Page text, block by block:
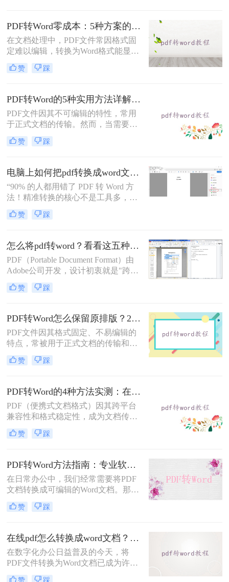
位置，而Word是流式排版，内容从上
到下流动、自动换行。
PDF转Word零成本：5种方案的成本、速度、精度对比！
在文档处理中，PDF文件常因格式固
定难以编辑，转换为Word格式能显著
提升工作效率。然而，市面上许多转
换工具需付费或存在隐私风险，那么
5种完全免费的解决方案。所有方法
均基于官方或开源平台，确保零成
本、无广告、无数据泄露。无需任何
付费，即可实现高质量转换，告别格
式错乱与隐私担忧！
赞 踩
PDF转Word的5种实用方法详解：含扫描件OCR处理与格式校对指南！
PDF文件因其不可编辑的特性，常用
于正式文档的传输。然而，当需要对
PDF内容进行修改时，将其转换为可
编辑的Word文档是必要的。那么pdf
常见且高效的方法，帮助您快速完成
转换。
赞 踩
电脑上如何把pdf转换成word文档？这3个高效精准的方法，让你办公效能翻倍！
“90% 的人都用错了 PDF 转 Word 方
法！精准转换的核心不是工具多，而
是选对适配场景”职场中，“PDF 转
Word” 是高频刚需 —— 项目报告需提
论文需调整格式，稍有不慎就会出现
排版错乱、文字丢失、表格变形等问
题。
赞 踩
怎么将pdf转word？看看这五种转换方法！
PDF（Portable Document Format）由
Adobe公司开发，设计初衷就是"跨设
备一致性呈现"——无论在什么设备
上打开，排版都完全一样。这个优点
用固定坐标记录每个文字、图形的精
确位置，而Word是流式排版，内容从
上到下流动、自动换行。
赞 踩
PDF转Word怎么保留原排版？2种方法对比：Adobe Acrobat DC与专业转换软件实测
PDF文件因其格式固定、不易编辑的
特点，常被用于正式文档的传输和存
档。然而，当我们需要编辑PDF内容
时，将其转换为Word文档是常见需
乱，影响使用体验。那么pdf转word怎
么保留原排版呢？本文将介绍两种方
法，帮助你在PDF转Word时尽可能保
留原排版。
赞 踩
PDF转Word的4种方法实测：在线工具、Word、Adobe与开源软件对比！！
PDF（便携式文档格式）因其跨平台
兼容性和格式稳定性，成为文档传输
的首选格式。然而，当我们需要编辑
文档内容时，将其转换为Word格式
word怎么转呢？本文将详细介绍几种
常用的PDF转Word方法，助您轻松完
成转换。
赞 踩
PDF转Word方法指南：专业软件、在线工具、Word内置与改后缀名4种方案对比！
在日常办公中，我们经常需要将PDF
文档转换成可编辑的Word文档。那么
如何将pdf转换成word呢？本文将介绍
几种常用的PDF转Word的方法，助您
赞 踩
在线pdf怎么转换成word文档？PDF猫与转转大师2种在线工具使用指南与功能对比！
在数字化办公日益普及的今天，将
PDF文件转换为Word文档已成为许多
职场人士和学生群体的日常需求。
赞 踩